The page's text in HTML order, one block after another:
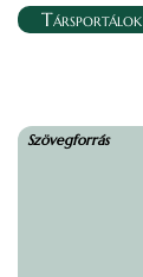
Társportálok
Szövegforrás